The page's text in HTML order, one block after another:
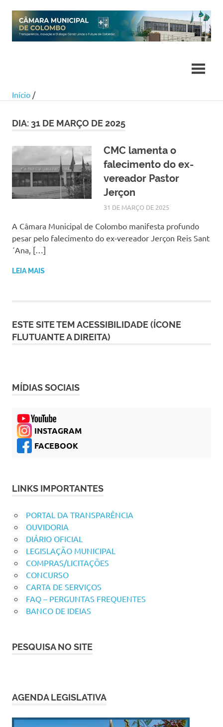
content
Início /
DIA: 31 DE MARÇO DE 2025
CMC lamenta o
falecimento do ex-
vereador Pastor
Jerçon
31 DE MARÇO DE 2025
A Câmara Municipal de Colombo manifesta profundo
pesar pelo falecimento do ex-vereador Jerçon Reis Sant
´Ana, […]
LEIA MAIS
ESTE SITE TEM ACESSIBILIDADE (ÍCONE
FLUTUANTE A DIREITA)
MÍDIAS SOCIAIS
INSTAGRAM
FACEBOOK
LINKS IMPORTANTES
PORTAL DA TRANSPARÊNCIA
OUVIDORIA
DIÁRIO OFICIAL
LEGISLAÇÃO MUNICIPAL
COMPRAS/LICITAÇÕES
CONCURSO
CARTA DE SERVIÇOS
FAQ – PERGUNTAS FREQUENTES
BANCO DE IDEIAS
PESQUISA NO SITE
AGENDA LEGISLATIVA